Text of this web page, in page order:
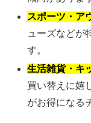
スポーツ・ア
ューズなどが
す。
生活雑貨・キ
買い替えに嬉
がお得になる